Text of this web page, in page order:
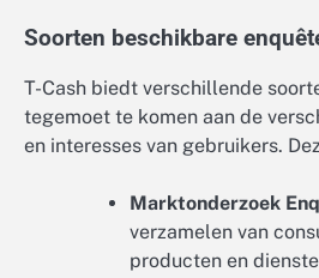
Soorten beschikbare
T-Cash biedt verschillende
tegemoet te komen aan de
en interesses van gebruikers.
Marktonderzoek
verzamelen van
producten en